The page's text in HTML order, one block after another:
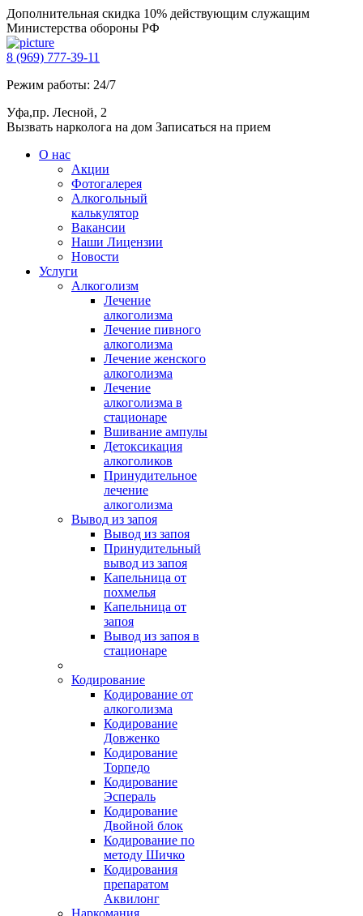
Дополнительная скидка 10% действующим служащим
Министерства обороны РФ
8 (969) 777-39-11
Режим работы: 24/7
Уфа,пр. Лесной, 2
Вызвать нарколога на дом Записаться на прием
О нас
Акции
Фотогалерея
Алкогольный
калькулятор
Вакансии
Наши Лицензии
Новости
Услуги
Алкоголизм
Лечение
алкоголизма
Лечение пивного
алкоголизма
Лечение женского
алкоголизма
Лечение
алкоголизма в
стационаре
Вшивание ампулы
Детоксикация
алкоголиков
Принудительное
лечение
алкоголизма
Вывод из запоя
Вывод из запоя
Принудительный
вывод из запоя
Капельница от
похмелья
Капельница от
запоя
Вывод из запоя в
стационаре
Кодирование
Кодирование от
алкоголизма
Кодирование
Довженко
Кодирование
Торпедо
Кодирование
Эспераль
Кодирование
Двойной блок
Кодирование по
методу Шичко
Кодирования
препаратом
Аквилонг
Наркомания